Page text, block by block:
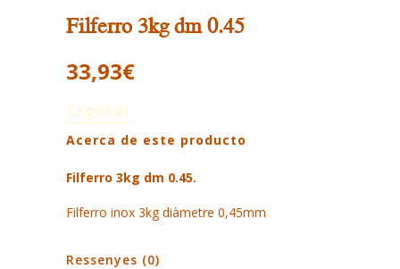
Filferro 3kg dm 0.45
33,93€
Esgotat
Acerca de este producto
Filferro 3kg dm 0.45.
Filferro inox 3kg diàmetre 0,45mm
Ressenyes (0)